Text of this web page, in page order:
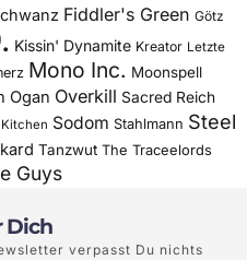
Fiddler's Green Götz
Kissin' Dynamite Kreator Letzte
Mono Inc. Moonspell
Ogan Overkill Sacred Reich
Sodom Stahlmann Steel
Tanzwut The Traceelords
Guys
Dich
verpasst Du nichts